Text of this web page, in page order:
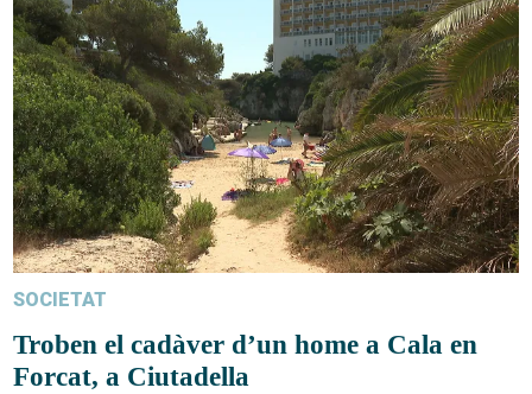
SOCIETAT
Troben el cadàver d’un home a Cala en
Forcat, a Ciutadella